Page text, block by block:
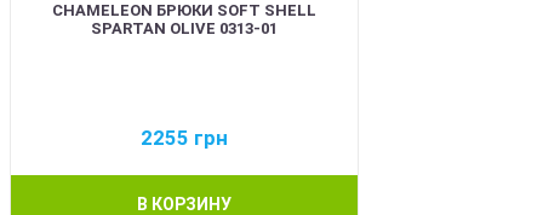
CHAMELEON БРЮКИ SOFT SHELL
SPARTAN OLIVE 0313-01
2255 грн
В КОРЗИНУ